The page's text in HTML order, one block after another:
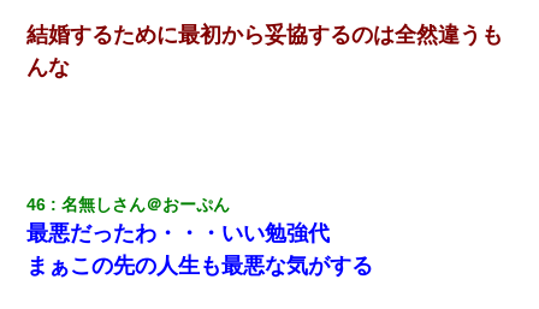
結婚するために最初から妥協するのは全然違うも
んな
46 名無しさん＠おーぷん
最悪だったわ・・・いい勉強代
まぁこの先の人生も最悪な気がする